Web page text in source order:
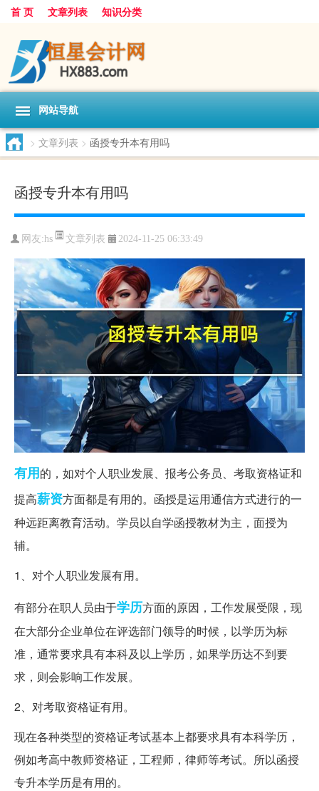
首 页 文章列表 知识分类
网站导航
> 文章列表 > 函授专升本有用吗
函授专升本有用吗
网友:hs 文章列表 2024-11-25 06:33:49
有用的，如对个人职业发展、报考公务员、考取资格证和
提高薪资方面都是有用的。函授是运用通信方式进行的一
种远距离教育活动。学员以自学函授教材为主，面授为
辅。
1、对个人职业发展有用。
有部分在职人员由于学历方面的原因，工作发展受限，现
在大部分企业单位在评选部门领导的时候，以学历为标
准，通常要求具有本科及以上学历，如果学历达不到要
求，则会影响工作发展。
2、对考取资格证有用。
现在各种类型的资格证考试基本上都要求具有本科学历，
例如考高中教师资格证，工程师，律师等考试。所以函授
专升本学历是有用的。